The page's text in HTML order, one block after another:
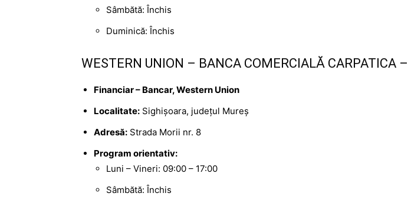
Sâmbătă: Închis
Duminică: Închis
WESTERN UNION – BANCA COMERCIALĂ CARPATICA –
Financiar – Bancar, Western Union
Localitate: Sighișoara, județul Mureș
Adresă: Strada Morii nr. 8
Program orientativ:
Luni – Vineri: 09:00 – 17:00
Sâmbătă: Închis